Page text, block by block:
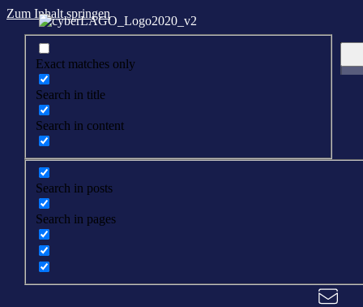
Zum Inhalt springen
Exact matches only
Search in title
Search in content
Search in posts
Search in pages